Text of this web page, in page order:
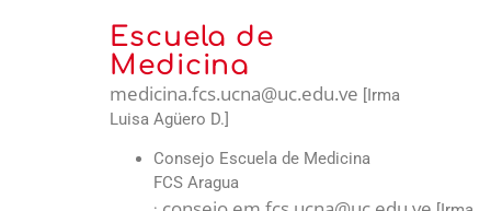
Escuela de
Medicina
medicina.fcs.ucna@uc.edu.ve [Irma
Luisa Agüero D.]
Consejo Escuela de Medicina
FCS Aragua